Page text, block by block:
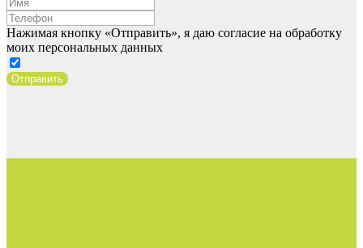
Нажимая кнопку «Отправить», я даю согласие на обработку
моих персональных данных
Отправить